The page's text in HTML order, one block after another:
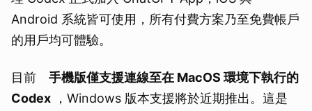
Android 系統皆可使用，所有付費方案乃至免費帳戶
的用戶均可體驗。
目前 手機版僅支援連線至在 MacOS 環境下執行的
Codex ，Windows 版本支援將於近期推出。這是